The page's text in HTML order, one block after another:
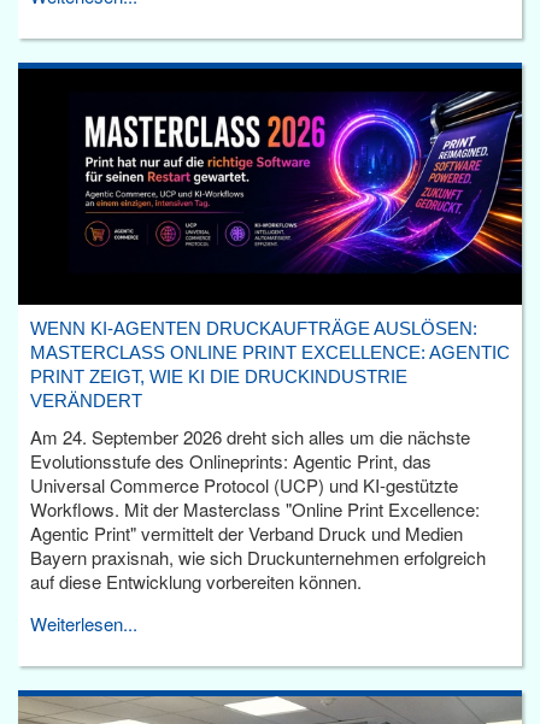
WENN KI-AGENTEN DRUCKAUFTRÄGE AUSLÖSEN:
MASTERCLASS ONLINE PRINT EXCELLENCE: AGENTIC
PRINT ZEIGT, WIE KI DIE DRUCKINDUSTRIE
VERÄNDERT
Am 24. September 2026 dreht sich alles um die nächste
Evolutionsstufe des Onlineprints: Agentic Print, das
Universal Commerce Protocol (UCP) und KI-gestützte
Workflows. Mit der Masterclass "Online Print Excellence:
Agentic Print" vermittelt der Verband Druck und Medien
Bayern praxisnah, wie sich Druckunternehmen erfolgreich
auf diese Entwicklung vorbereiten können.
Weiterlesen...